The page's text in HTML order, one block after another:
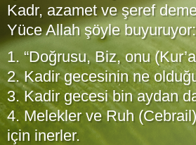
Kadr, azamet ve şeref
Yüce Allah şöyle buyuruyor:
1. “Doğrusu, Biz, onu
2. Kadir gecesinin ne
3. Kadir gecesi bin aydan
4. Melekler ve Ruh
için inerler.